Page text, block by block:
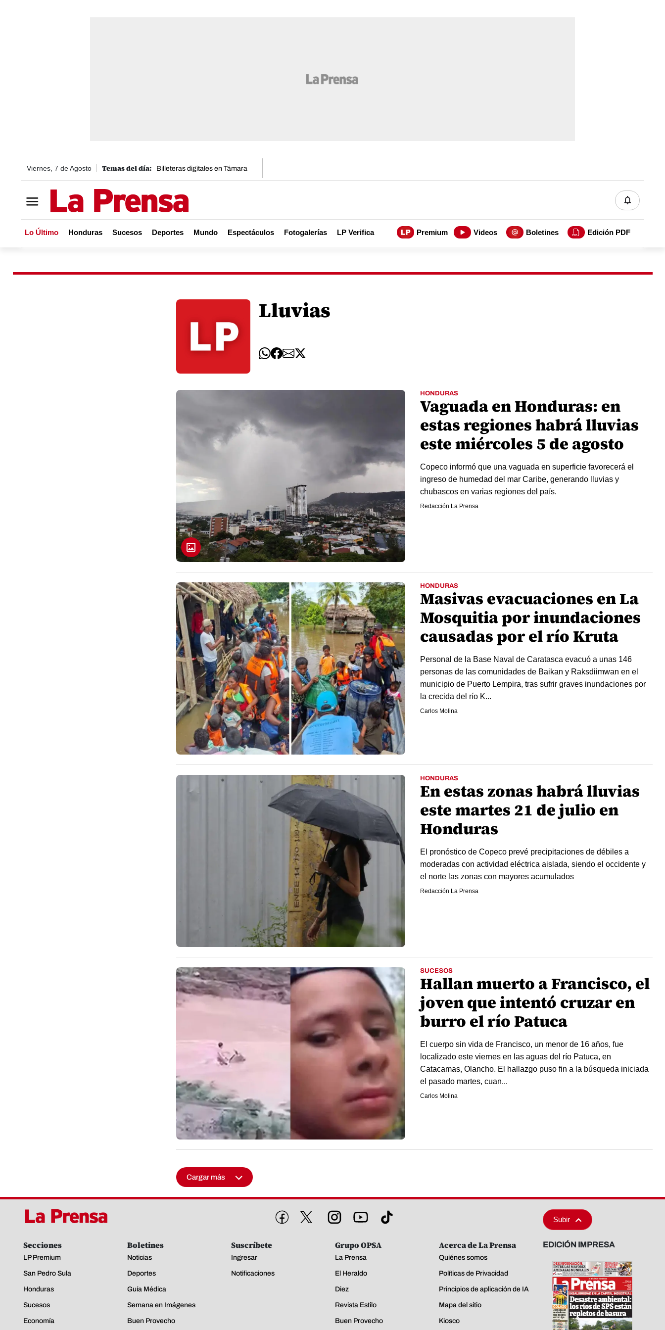
Viernes, 7 de Agosto Billeteras digitales en Támara
Lo Último Honduras Sucesos Deportes Mundo Espectáculos Fotogalerías LP Verifica Premium Videos Boletines Edición PDF
Lluvias
HONDURAS
Vaguada en Honduras: en
estas regiones habrá lluvias
este miércoles 5 de agosto
Copeco informó que una vaguada en superficie favorecerá el
ingreso de humedad del mar Caribe, generando lluvias y
chubascos en varias regiones del país.
Redacción La Prensa
HONDURAS
Masivas evacuaciones en La
Mosquitia por inundaciones
causadas por el río Kruta
Personal de la Base Naval de Caratasca evacuó a unas 146
personas de las comunidades de Baikan y Raksdiimwan en el
municipio de Puerto Lempira, tras sufrir graves inundaciones por
la crecida del río K...
Carlos Molina
HONDURAS
En estas zonas habrá lluvias
este martes 21 de julio en
Honduras
El pronóstico de Copeco prevé precipitaciones de débiles a
moderadas con actividad eléctrica aislada, siendo el occidente y
el norte las zonas con mayores acumulados
Redacción La Prensa
SUCESOS
Hallan muerto a Francisco, el
joven que intentó cruzar en
burro el río Patuca
El cuerpo sin vida de Francisco, un menor de 16 años, fue
localizado este viernes en las aguas del río Patuca, en
Catacamas, Olancho. El hallazgo puso fin a la búsqueda iniciada
el pasado martes, cuan...
Carlos Molina
Cargar más
Subir
Secciones
LP Premium
San Pedro Sula
Honduras
Sucesos
Economía
Boletines
Noticias
Deportes
Guía Médica
Semana en Imágenes
Buen Provecho
Suscríbete
Ingresar
Notificaciones
Grupo OPSA
La Prensa
El Heraldo
Diez
Revista Estilo
Buen Provecho
Acerca de La Prensa
Quiénes somos
Políticas de Privacidad
Principios de aplicación de IA
Mapa del sitio
Kiosco
EDICIÓN IMPRESA